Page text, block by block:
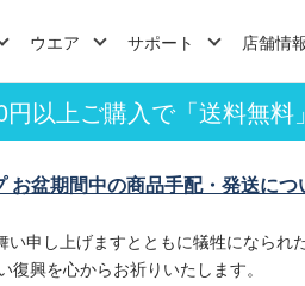
ウエア サポート 店舗情
以上ご購入で「送料無料
お盆期間中の商品手配・発送につ
申し上げますとともに犠牲になられ
興を心からお祈りいたします。